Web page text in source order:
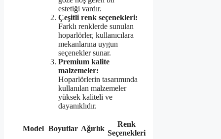
estetiği vardır.
Çeşitli renk seçenekleri:
Farklı renklerde sunulan
hoparlörler, kullanıcılara
mekanlarına uygun
seçenekler sunar.
Premium kalite
malzemeler:
Hoparlörlerin tasarımında
kullanılan malzemeler
yüksek kaliteli ve
dayanıklıdır.
Model Boyutlar Ağırlık
Renk
Seçenekleri